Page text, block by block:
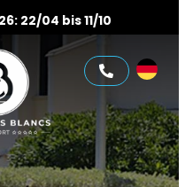
22/04 bis 11/10